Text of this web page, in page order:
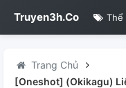
Truyen3h.Co Thể
Trang Chủ
[Oneshot] (Okikagu)